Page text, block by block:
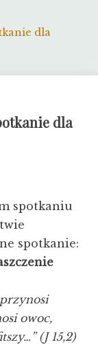
dla
dla
spotkaniu
spotkanie:
owoc,
(J 15,2)